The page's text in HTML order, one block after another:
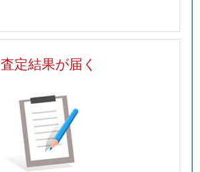
査定結果が届く